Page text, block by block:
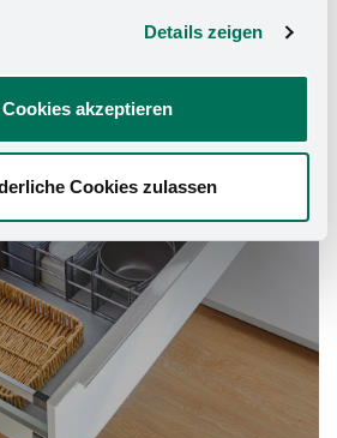
Details zeigen
akzeptieren
Cookies zulassen
Organizer